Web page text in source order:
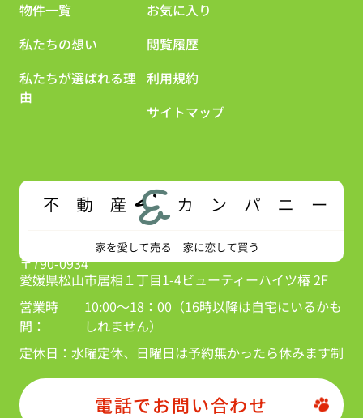
物件一覧
私たちの想い
私たちが選ばれる理
由
お気に入り
閲覧履歴
利用規約
サイトマップ
〒790-0934
愛媛県松山市居相１丁目1-4ビューティーハイツ椿 2F
営業時
間：
10:00～18：00（16時以降は自宅にいるかも
しれません）
定休日： 水曜定休、日曜日は予約無かったら休みます制
電話でお問い合わせ